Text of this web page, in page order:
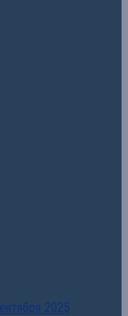
2025